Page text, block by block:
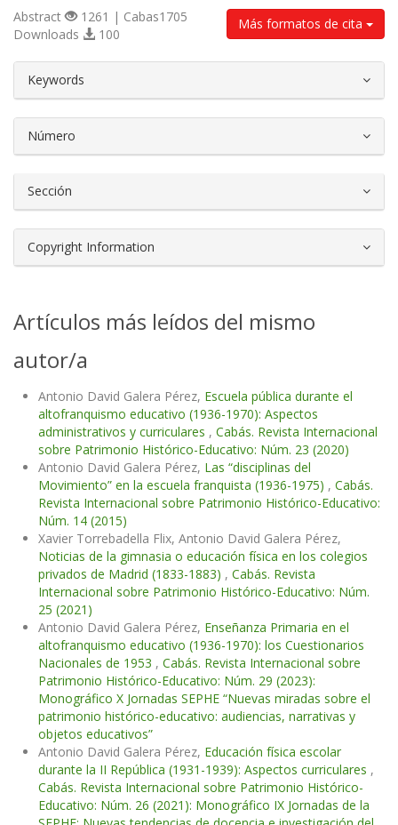
Más formatos de cita
Abstract
1261 | Cabas1705
Downloads
100
Keywords
Número
Sección
Copyright Information
Artículos más leídos del mismo
autor/a
Antonio David Galera Pérez, Escuela pública durante el
altofranquismo educativo (1936-1970): Aspectos
administrativos y curriculares , Cabás. Revista Internacional
sobre Patrimonio Histórico-Educativo: Núm. 23 (2020)
Antonio David Galera Pérez, Las “disciplinas del
Movimiento” en la escuela franquista (1936-1975) , Cabás.
Revista Internacional sobre Patrimonio Histórico-Educativo:
Núm. 14 (2015)
Xavier Torrebadella Flix, Antonio David Galera Pérez,
Noticias de la gimnasia o educación física en los colegios
privados de Madrid (1833-1883) , Cabás. Revista
Internacional sobre Patrimonio Histórico-Educativo: Núm.
25 (2021)
Antonio David Galera Pérez, Enseñanza Primaria en el
altofranquismo educativo (1936-1970): los Cuestionarios
Nacionales de 1953 , Cabás. Revista Internacional sobre
Patrimonio Histórico-Educativo: Núm. 29 (2023):
Monográfico X Jornadas SEPHE “Nuevas miradas sobre el
patrimonio histórico-educativo: audiencias, narrativas y
objetos educativos”
Antonio David Galera Pérez, Educación física escolar
durante la II República (1931-1939): Aspectos curriculares ,
Cabás. Revista Internacional sobre Patrimonio Histórico-
Educativo: Núm. 26 (2021): Monográfico IX Jornadas de la